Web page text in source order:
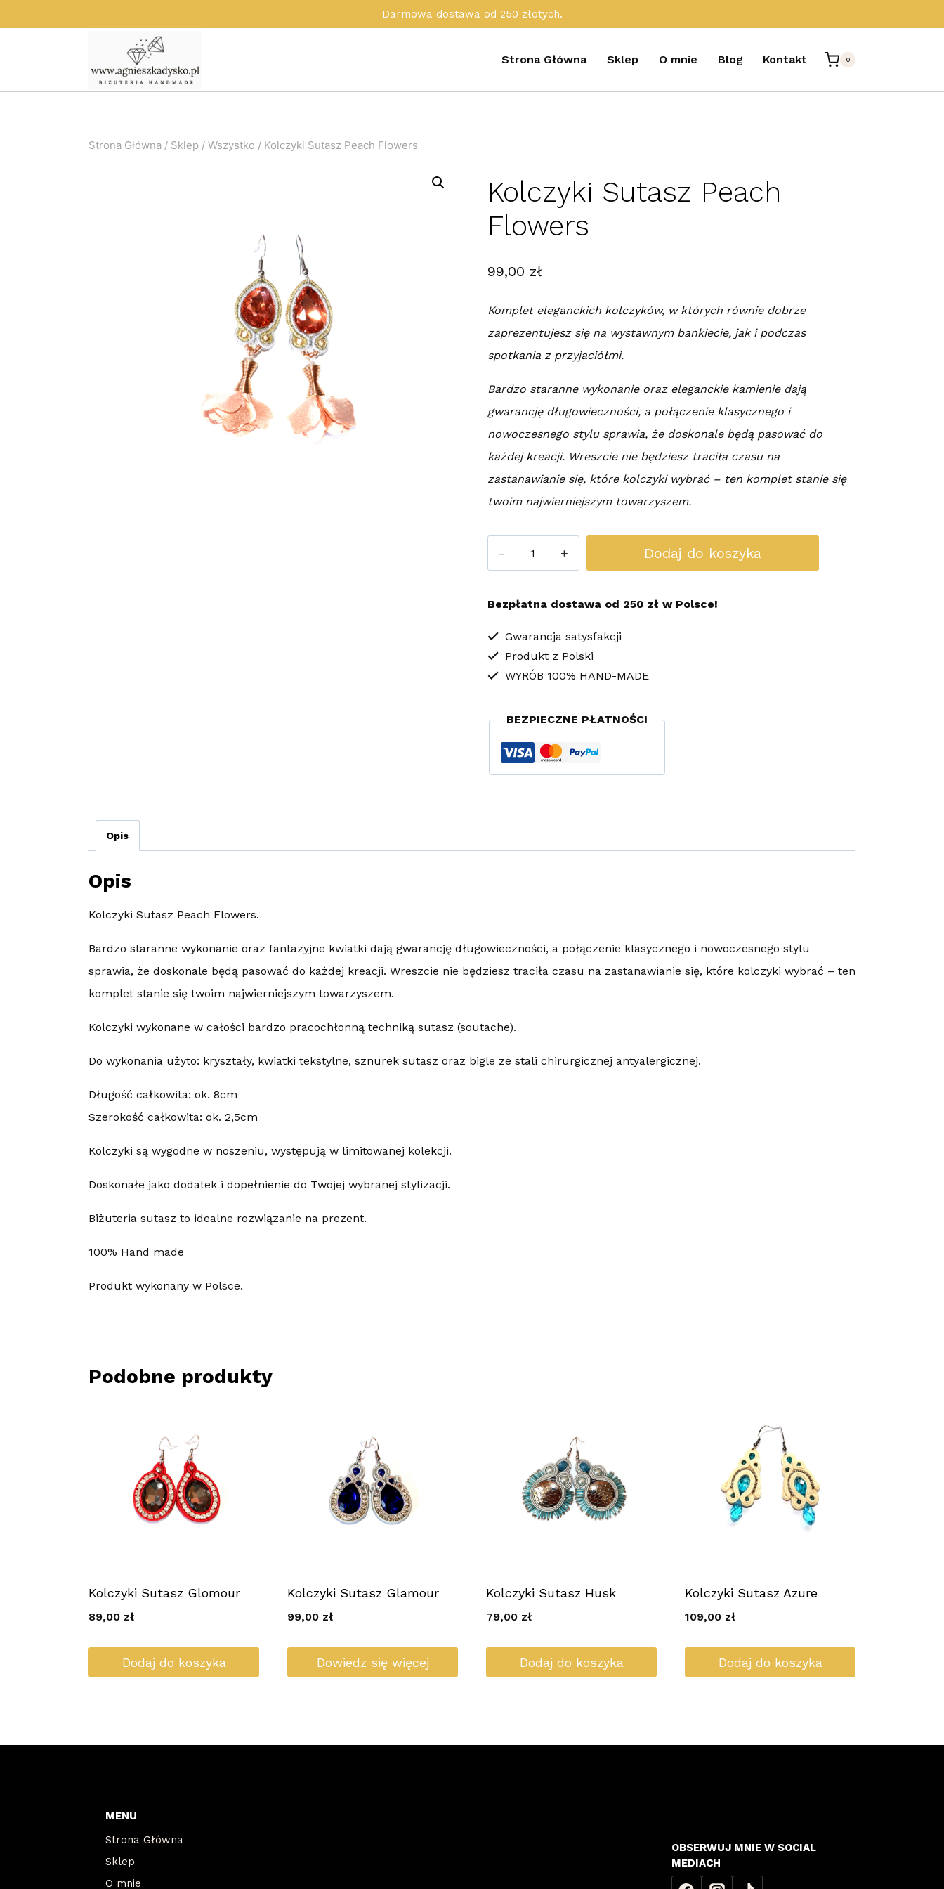
do
Darmowa dostawa od 250 złotych.
Strona Główna Sklep O mnie Blog Kontakt 0
Strona Główna / Sklep / Wszystko / Kolczyki Sutasz Peach Flowers
Kolczyki Sutasz Peach
Flowers
99,00 zł
Komplet eleganckich kolczyków, w których równie dobrze
zaprezentujesz się na wystawnym bankiecie, jak i podczas
spotkania z przyjaciółmi.
Bardzo staranne wykonanie oraz eleganckie kamienie dają
gwarancję długowieczności, a połączenie klasycznego i
nowoczesnego stylu sprawia, że doskonale będą pasować do
każdej kreacji. Wreszcie nie będziesz traciła czasu na
zastanawianie się, które kolczyki wybrać – ten komplet stanie się
twoim najwierniejszym towarzyszem.
Kolczyki
Peach
Flowers
Dodaj do koszyka
Bezpłatna dostawa od 250 zł w Polsce!
Gwarancja satysfakcji
Produkt z Polski
WYRÓB 100% HAND-MADE
BEZPIECZNE PŁATNOŚCI
Opis
Opis
Kolczyki Sutasz Peach Flowers.
Bardzo staranne wykonanie oraz fantazyjne kwiatki dają gwarancję długowieczności, a połączenie klasycznego i nowoczesnego stylu
sprawia, że doskonale będą pasować do każdej kreacji. Wreszcie nie będziesz traciła czasu na zastanawianie się, które kolczyki wybrać – ten
komplet stanie się twoim najwierniejszym towarzyszem.
Kolczyki wykonane w całości bardzo pracochłonną techniką sutasz (soutache).
Do wykonania użyto: kryształy, kwiatki tekstylne, sznurek sutasz oraz bigle ze stali chirurgicznej antyalergicznej.
Długość całkowita: ok. 8cm
Szerokość całkowita: ok. 2,5cm
Kolczyki są wygodne w noszeniu, występują w limitowanej kolekcji.
Doskonałe jako dodatek i dopełnienie do Twojej wybranej stylizacji.
Biżuteria sutasz to idealne rozwiązanie na prezent.
100% Hand made
Produkt wykonany w Polsce.
Podobne produkty
Kolczyki Sutasz Glomour
89,00 zł
Dodaj do koszyka
Kolczyki Sutasz Glamour
99,00 zł
Dowiedz się więcej
Kolczyki Sutasz Husk
79,00 zł
Dodaj do koszyka
Kolczyki Sutasz Azure
109,00 zł
Dodaj do koszyka
MENU
Strona Główna
Sklep
O mnie
OBSERWUJ MNIE W SOCIAL
MEDIACH